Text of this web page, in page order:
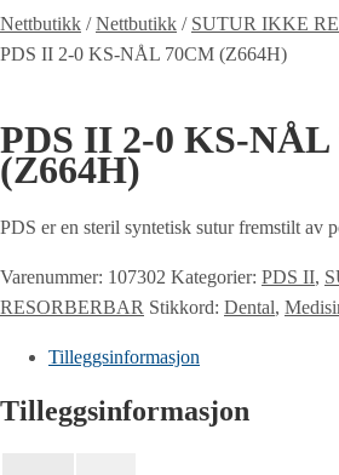
Nettbutikk /Nettbutikk / SUTUR IKKE
PDS II 2-0 KS-NÅL 70CM (Z664H)
PDS II 2-0 KS-NÅL
(Z664H)
PDS er en steril syntetisk sutur fremstilt av
Varenummer: 107302 Kategorier: PDS II,
RESORBERBAR Stikkord: Dental,
Tilleggsinformasjon
Tilleggsinformasjon